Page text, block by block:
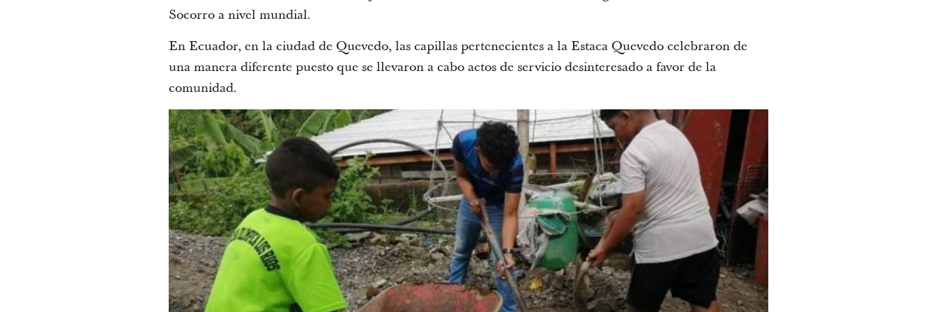
Socorro a nivel mundial.
En Ecuador, en la ciudad de Quevedo, las capillas pertenecientes a la Estaca Quevedo celebraron de
una manera diferente puesto que se llevaron a cabo actos de servicio desinteresado a favor de la
comunidad.